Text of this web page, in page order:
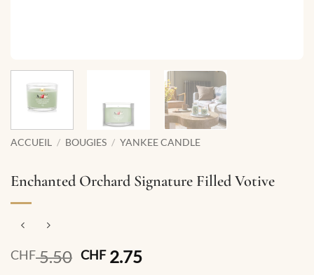
ACCUEIL / BOUGIES / YANKEE CANDLE
Enchanted Orchard Signature Filled Votive
CHF5.50 Le
CHF2.75Le